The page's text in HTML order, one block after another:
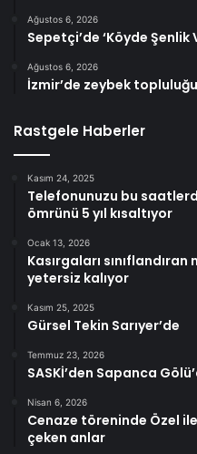
Ağustos 6, 2026
Sepetçi’de ‘Köyde
Ağustos 6, 2026
İzmir’de zeybek
Rastgele Haberler
Kasım 24, 2025
Telefonunuzu bu
ömrünü 5 yıl kısaltıyor
Ocak 13, 2026
Kasırgaları
yetersiz kalıyor
Kasım 25, 2025
Gürsel Tekin Sarıyer’de
Temmuz 23, 2026
SASKİ’den Sapanca
Nisan 6, 2026
Cenaze töreninde Özel
çeken anlar